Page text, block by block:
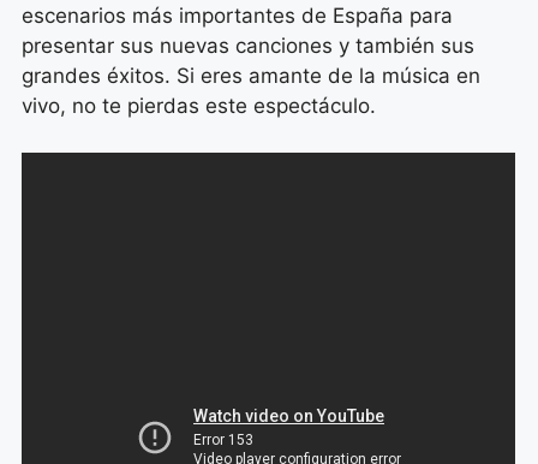
escenarios más importantes de España para
presentar sus nuevas canciones y también sus
grandes éxitos. Si eres amante de la música en
vivo, no te pierdas este espectáculo.